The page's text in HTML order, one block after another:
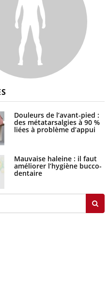
grêle
Douleurs de l’avant-pied :
des métatarsalgies à 90 %
liées à problème d’appui
Mauvaise haleine : il faut
améliorer l’hygiène bucco-
dentaire